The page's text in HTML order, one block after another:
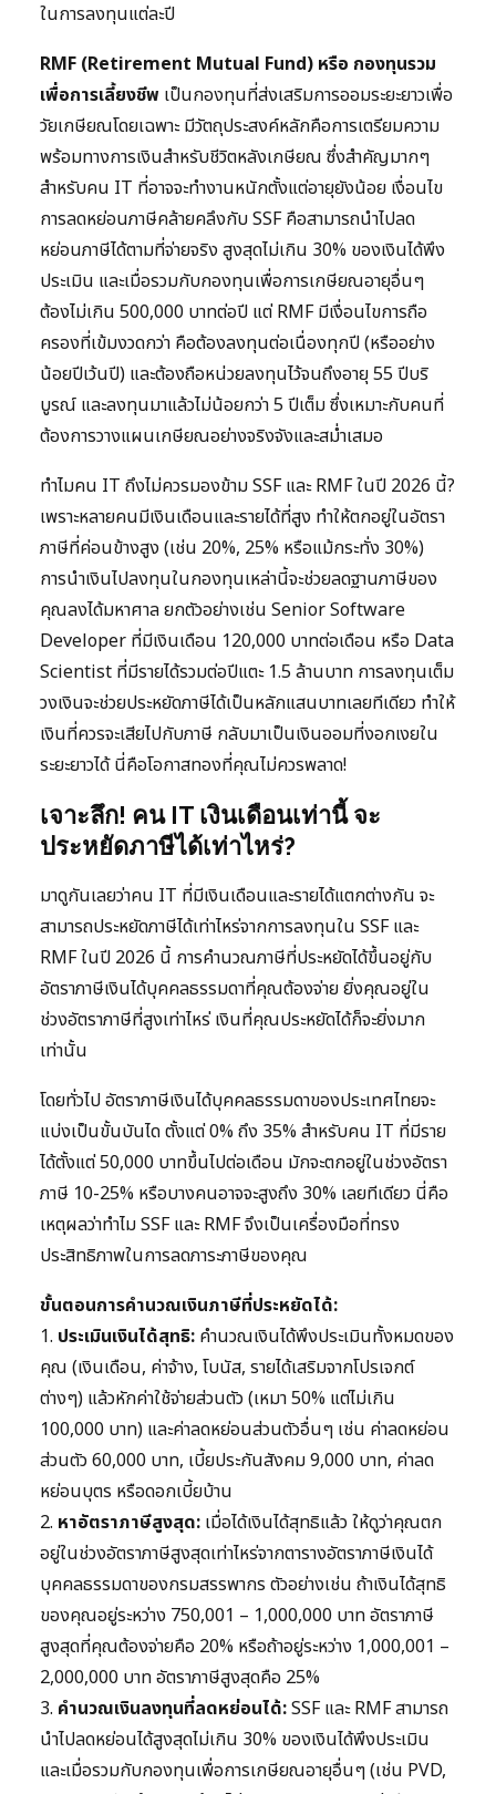
ในการลงทุนแต่ละปี
RMF (Retirement Mutual Fund) หรือ กองทุนรวม
เพื่อการเลี้ยงชีพ เป็นกองทุนที่ส่งเสริมการออมระยะยาวเพื่อ
วัยเกษียณโดยเฉพาะ มีวัตถุประสงค์หลักคือการเตรียมความ
พร้อมทางการเงินสำหรับชีวิตหลังเกษียณ ซึ่งสำคัญมากๆ
สำหรับคน IT ที่อาจจะทำงานหนักตั้งแต่อายุยังน้อย เงื่อนไข
การลดหย่อนภาษีคล้ายคลึงกับ SSF คือสามารถนำไปลด
หย่อนภาษีได้ตามที่จ่ายจริง สูงสุดไม่เกิน 30% ของเงินได้พึง
ประเมิน และเมื่อรวมกับกองทุนเพื่อการเกษียณอายุอื่นๆ
ต้องไม่เกิน 500,000 บาทต่อปี แต่ RMF มีเงื่อนไขการถือ
ครองที่เข้มงวดกว่า คือต้องลงทุนต่อเนื่องทุกปี (หรืออย่าง
น้อยปีเว้นปี) และต้องถือหน่วยลงทุนไว้จนถึงอายุ 55 ปีบริ
บูรณ์ และลงทุนมาแล้วไม่น้อยกว่า 5 ปีเต็ม ซึ่งเหมาะกับคนที่
ต้องการวางแผนเกษียณอย่างจริงจังและสม่ำเสมอ
ทำไมคน IT ถึงไม่ควรมองข้าม SSF และ RMF ในปี 2026 นี้?
เพราะหลายคนมีเงินเดือนและรายได้ที่สูง ทำให้ตกอยู่ในอัตรา
ภาษีที่ค่อนข้างสูง (เช่น 20%, 25% หรือแม้กระทั่ง 30%)
การนำเงินไปลงทุนในกองทุนเหล่านี้จะช่วยลดฐานภาษีของ
คุณลงได้มหาศาล ยกตัวอย่างเช่น Senior Software
Developer ที่มีเงินเดือน 120,000 บาทต่อเดือน หรือ Data
Scientist ที่มีรายได้รวมต่อปีแตะ 1.5 ล้านบาท การลงทุนเต็ม
วงเงินจะช่วยประหยัดภาษีได้เป็นหลักแสนบาทเลยทีเดียว ทำให้
เงินที่ควรจะเสียไปกับภาษี กลับมาเป็นเงินออมที่งอกเงยใน
ระยะยาวได้ นี่คือโอกาสทองที่คุณไม่ควรพลาด!
เจาะลึก! คน IT เงินเดือนเท่านี้ จะ
ประหยัดภาษีได้เท่าไหร่?
มาดูกันเลยว่าคน IT ที่มีเงินเดือนและรายได้แตกต่างกัน จะ
สามารถประหยัดภาษีได้เท่าไหร่จากการลงทุนใน SSF และ
RMF ในปี 2026 นี้ การคำนวณภาษีที่ประหยัดได้ขึ้นอยู่กับ
อัตราภาษีเงินได้บุคคลธรรมดาที่คุณต้องจ่าย ยิ่งคุณอยู่ใน
ช่วงอัตราภาษีที่สูงเท่าไหร่ เงินที่คุณประหยัดได้ก็จะยิ่งมาก
เท่านั้น
โดยทั่วไป อัตราภาษีเงินได้บุคคลธรรมดาของประเทศไทยจะ
แบ่งเป็นขั้นบันได ตั้งแต่ 0% ถึง 35% สำหรับคน IT ที่มีราย
ได้ตั้งแต่ 50,000 บาทขึ้นไปต่อเดือน มักจะตกอยู่ในช่วงอัตรา
ภาษี 10-25% หรือบางคนอาจจะสูงถึง 30% เลยทีเดียว นี่คือ
เหตุผลว่าทำไม SSF และ RMF จึงเป็นเครื่องมือที่ทรง
ประสิทธิภาพในการลดภาระภาษีของคุณ
ขั้นตอนการคำนวณเงินภาษีที่ประหยัดได้:
1. ประเมินเงินได้สุทธิ: คำนวณเงินได้พึงประเมินทั้งหมดของ
คุณ (เงินเดือน, ค่าจ้าง, โบนัส, รายได้เสริมจากโปรเจกต์
ต่างๆ) แล้วหักค่าใช้จ่ายส่วนตัว (เหมา 50% แต่ไม่เกิน
100,000 บาท) และค่าลดหย่อนส่วนตัวอื่นๆ เช่น ค่าลดหย่อน
ส่วนตัว 60,000 บาท, เบี้ยประกันสังคม 9,000 บาท, ค่าลด
หย่อนบุตร หรือดอกเบี้ยบ้าน
2. หาอัตราภาษีสูงสุด: เมื่อได้เงินได้สุทธิแล้ว ให้ดูว่าคุณตก
อยู่ในช่วงอัตราภาษีสูงสุดเท่าไหร่จากตารางอัตราภาษีเงินได้
บุคคลธรรมดาของกรมสรรพากร ตัวอย่างเช่น ถ้าเงินได้สุทธิ
ของคุณอยู่ระหว่าง 750,001 – 1,000,000 บาท อัตราภาษี
สูงสุดที่คุณต้องจ่ายคือ 20% หรือถ้าอยู่ระหว่าง 1,000,001 –
2,000,000 บาท อัตราภาษีสูงสุดคือ 25%
3. คำนวณเงินลงทุนที่ลดหย่อนได้:SSF และ RMF สามารถ
นำไปลดหย่อนได้สูงสุดไม่เกิน 30% ของเงินได้พึงประเมิน
และเมื่อรวมกับกองทุนเพื่อการเกษียณอายุอื่นๆ (เช่น PVD,